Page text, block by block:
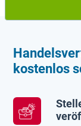
kostenlos